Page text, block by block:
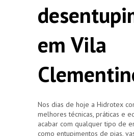
em Vila
Nos dias de hoje a Hidrotex
melhores técnicas, práticas e
acabar com qualquer tipo de
como entupimentos de pias,